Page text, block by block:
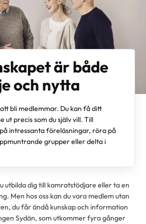
är både
och nytta
bli medlemmar. Du kan få ditt
ut precis som du själv vill. Till
intressanta föreläsningar, röra på
grupper eller delta i
utbilda dig till kamratstödjare eller ta en
Men hos oss kan du vara medlem utan
du får ändå kunskap och information
Sydän, som utkommer fyra gånger